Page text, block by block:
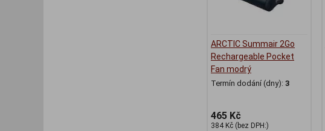
ARCTIC Summair 2Go
Rechargeable Pocket
Fan modrý
Termín dodání (dny): 3
465 Kč
384 Kč (bez DPH:)